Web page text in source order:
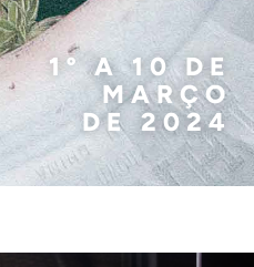
1º A 10 DE
MARÇO
DE 2024